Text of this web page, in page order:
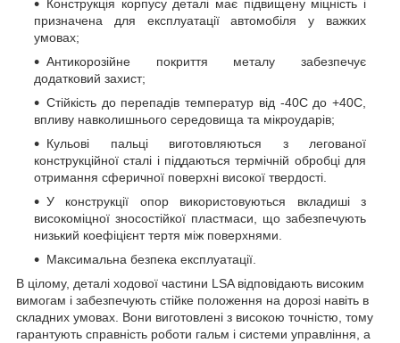
Конструкція корпусу деталі має підвищену міцність і
призначена для експлуатації автомобіля у важких
умовах;
Антикорозійне покриття металу забезпечує
додатковий захист;
Стійкість до перепадів температур від -40C до +40С,
впливу навколишнього середовища та мікроударів;
Кульові пальці виготовляються з легованої
конструкційної сталі і піддаються термічній обробці для
отримання сферичної поверхні високої твердості.
У конструкції опор використовуються вкладиші з
високоміцної зносостійкої пластмаси, що забезпечують
низький коефіцієнт тертя між поверхнями.
Максимальна безпека експлуатації.
В цілому, деталі ходової частини LSA відповідають високим
вимогам і забезпечують стійке положення на дорозі навіть в
складних умовах. Вони виготовлені з високою точністю, тому
гарантують справність роботи гальм і системи управління, а